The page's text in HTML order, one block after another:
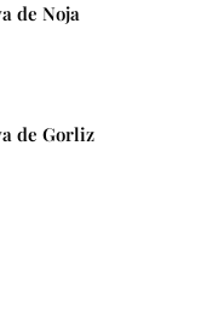
de Noja
de Gorliz